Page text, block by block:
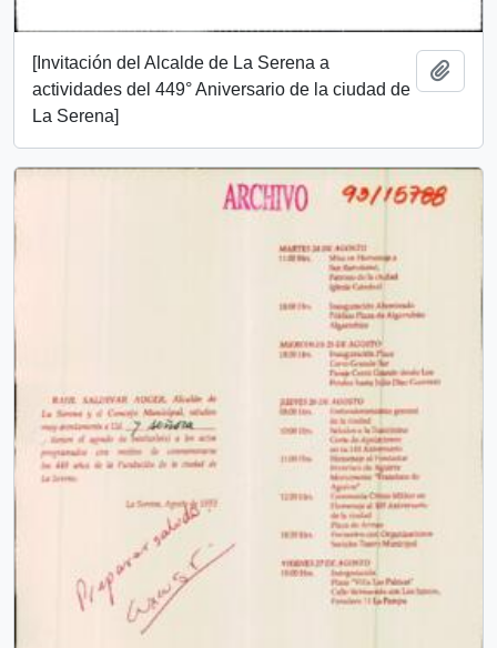
[Invitación del Alcalde de La Serena a
actividades del 449° Aniversario de la ciudad de
La Serena]